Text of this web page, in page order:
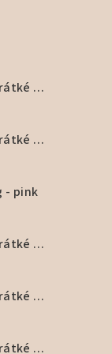
Šaty mušelínové krátké - fialová
Šaty mušelínové krátké černé
- pink
Šaty mušelínové krátké - starorůžové
Šaty mušelínové krátké - béžové
Šaty mušelínové krátké - žlutá